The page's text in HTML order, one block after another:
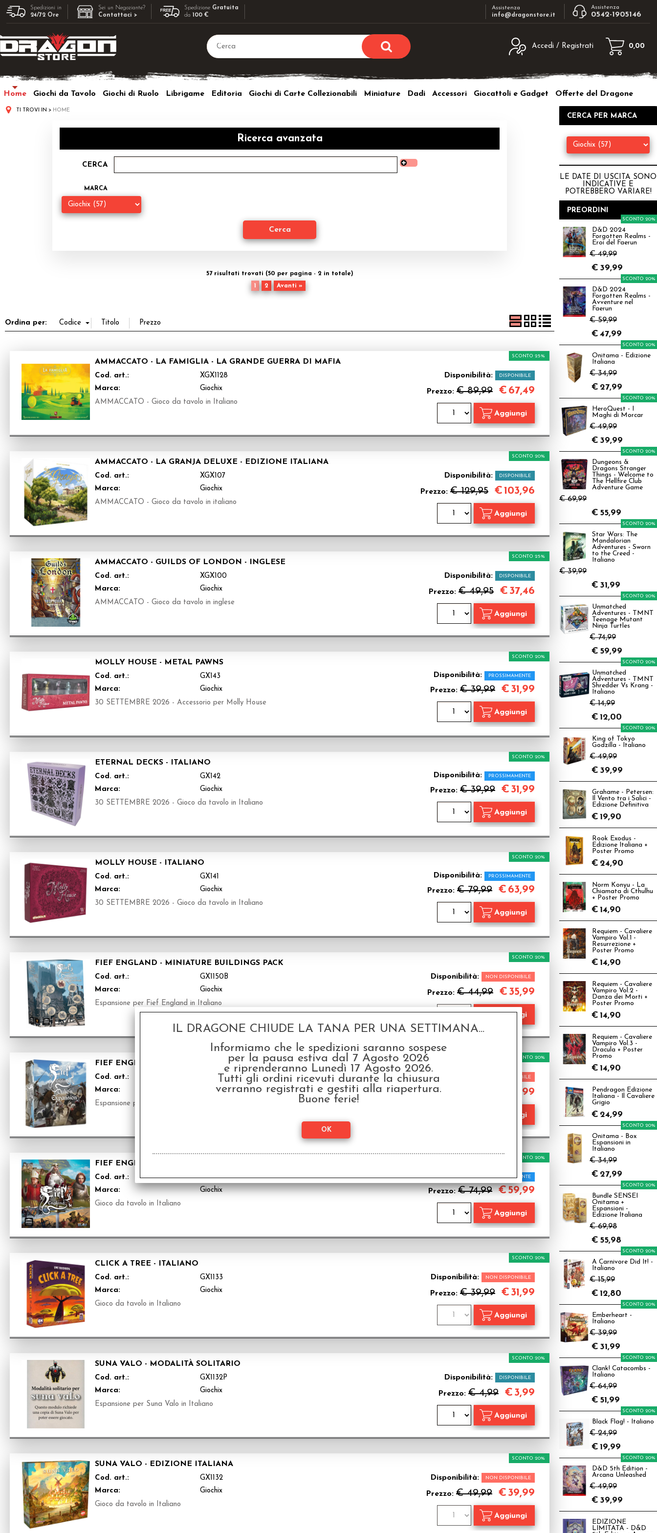
Spedizioni in
24/72 Ore
Sei un Negoziante?
Contattaci >
Spedizione Gratuita
da100 €
Assistenza
info@dragonstore.it
Assistenza
0542-1905146
Accedi / Registrati
utente e la password e poi clicca sul
sito clicca sul pulsante "Registrati"
0,00
Home Giochi da Tavolo Giochi di Ruolo Librigame Editoria Giochi di Carte Collezionabili Miniature Dadi Accessori Giocattoli e Gadget Offerte del Dragone
TI TROVI IN HOME
Ricerca avanzata
CERCA
MARCA
57 risultati trovati (50 per pagina - 2 in totale)
1
2 Avanti »
Ordina per:
AMMACCATO - LA FAMIGLIA - LA GRANDE GUERRA DI MAFIA
Cod. art.:
XGX1128
Marca:
Giochix
AMMACCATO - Gioco da tavolo in Italiano
Disponibilità: DISPONIBILE
Prezzo: € 89,99
SCONTO 25%
€ 67,49
AMMACCATO - LA GRANJA DELUXE - EDIZIONE ITALIANA
Cod. art.:
XGX107
Marca:
Giochix
AMMACCATO - Gioco da tavolo in italiano
Disponibilità: DISPONIBILE
Prezzo: € 129,95
SCONTO 20%
€103,96
AMMACCATO - GUILDS OF LONDON - INGLESE
Cod. art.:
XGX100
Marca:
Giochix
AMMACCATO - Gioco da tavolo in inglese
Disponibilità: DISPONIBILE
Prezzo: € 49,95
SCONTO 25%
€ 37,46
MOLLY HOUSE - METAL PAWNS
Cod. art.:
GX143
Marca:
Giochix
30 SETTEMBRE 2026 - Accessorio per Molly House
Disponibilità: PROSSIMAMENTE
Prezzo: € 39,99
SCONTO 20%
€ 31,99
ETERNAL DECKS - ITALIANO
Cod. art.:
GX142
Marca:
Giochix
30 SETTEMBRE 2026 - Gioco da tavolo in Italiano
Disponibilità: PROSSIMAMENTE
Prezzo: € 39,99
SCONTO 20%
€ 31,99
MOLLY HOUSE - ITALIANO
Cod. art.:
GX141
Marca:
Giochix
30 SETTEMBRE 2026 - Gioco da tavolo in Italiano
Disponibilità: PROSSIMAMENTE
Prezzo: € 79,99
SCONTO 20%
€ 63,99
FIEF ENGLAND - MINIATURE BUILDINGS PACK
Cod. art.:
GX1150B
Marca:
Giochix
Espansione per Fief England in Italiano
Disponibilità: NON DISPONIBILE
Prezzo: € 44,99
SCONTO 20%
€ 35,99
FIEF ENGLAND - DUKE'S EXPANSION - ITALIANO
Cod. art.:
GX1150A
Marca:
Giochix
Espansione per Fief England in Italiano
Disponibilità: NON DISPONIBILE
Prezzo:
SCONTO 20%
31,99
FIEF ENGLAND - ITALIANO
Cod. art.:
GX1150
Marca:
Giochix
Gioco da tavolo in Italiano
Disponibilità: PROSSIMAMENTE
Prezzo:€ 74,99
SCONTO 20%
€59,99
CLICK A TREE - ITALIANO
Cod. art.:
GX1133
Marca:
Giochix
Gioco da tavolo in Italiano
Disponibilità: NON DISPONIBILE
Prezzo: € 39,99
SCONTO 20%
€ 31,99
SUNA VALO - MODALITÀ SOLITARIO
Cod. art.:
GX1132P
Marca:
Giochix
Espansione per Suna Valo in Italiano
Disponibilità: DISPONIBILE
Prezzo: € 4,99
SCONTO 20%
€ 3,99
SUNA VALO - EDIZIONE ITALIANA
Cod. art.:
GX1132
Marca:
Giochix
Gioco da tavolo in Italiano
Disponibilità: NON DISPONIBILE
Prezzo: € 49,99
SCONTO 20%
€ 39,99
CERCA PER MARCA
LE DATE DI USCITA SONO
INDICATIVE E
POTREBBERO VARIARE!
PREORDINI
D&D 2024
Forgotten Realms -
Eroi del Faerun
€ 49,99
SCONTO 20%
€ 39,99
D&D 2024
Forgotten Realms -
Avventure nel
Faerun
€ 59,99
SCONTO 20%
€ 47,99
Onitama - Edizione
Italiana
€ 34,99
SCONTO 20%
€ 27,99
HeroQuest - I
Maghi di Morcar
€ 49,99
SCONTO 20%
€ 39,99
Dungeons &
Dragons Stranger
Things - Welcome to
The Hellfire Club
Adventure Game
€ 69,99
SCONTO 20%
€ 55,99
Star Wars: The
Mandalorian
Adventures - Sworn
to the Creed -
Italiano
€ 39,99
SCONTO 20%
€ 31,99
Unmatched
Adventures - TMNT
Teenage Mutant
Ninja Turtles
€ 74,99
SCONTO 20%
€ 59,99
Unmatched
Adventures - TMNT
Shredder Vs Krang -
Italiano
€ 14,99
SCONTO 20%
€ 12,00
King of Tokyo
Godzilla - Italiano
€ 49,99
SCONTO 20%
€ 39,99
Grahame - Petersen:
Il Vento tra i Salici -
Edizione Definitiva
€ 19,90
Rook Exodus -
Edizione Italiana +
Poster Promo
€ 24,90
Norm Konyu - La
Chiamata di Cthulhu
+ Poster Promo
€ 14,90
Requiem - Cavaliere
Vampiro Vol.1 -
Resurrezione +
Poster Promo
€ 14,90
Requiem - Cavaliere
Vampiro Vol.2 -
Danza dei Morti +
Poster Promo
€ 14,90
Requiem - Cavaliere
Vampiro Vol.3 -
Dracula + Poster
Promo
€ 14,90
Pendragon Edizione
Italiana - Il Cavaliere
Grigio
€ 24,99
Onitama - Box
Espansioni in
Italiano
€ 34,99
SCONTO 20%
€ 27,99
Bundle SENSEI
Onitama +
Espansioni -
Edizione Italiana
€ 69,98
SCONTO 20%
€ 55,98
A Carnivore Did It! -
Italiano
€ 15,99
SCONTO 20%
€ 12,80
Emberheart -
Italiano
€ 39,99
SCONTO 20%
€ 31,99
Clank! Catacombs -
Italiano
€ 64,99
SCONTO 20%
€ 51,99
Black Flag! - Italiano
€ 24,99
SCONTO 20%
€ 19,99
D&D 5th Edition -
Arcana Unleashed
€ 49,99
SCONTO 20%
€ 39,99
EDIZIONE
LIMITATA - D&D
IL DRAGONE CHIUDE LA TANA PER UNA SETTIMANA...
Informiamo che le spedizioni saranno sospese
per la pausa estiva dal 7 Agosto 2026
e riprenderanno Lunedì 17 Agosto 2026.
Tutti gli ordini ricevuti durante la chiusura
verranno registrati e gestiti alla riapertura.
Buone ferie!